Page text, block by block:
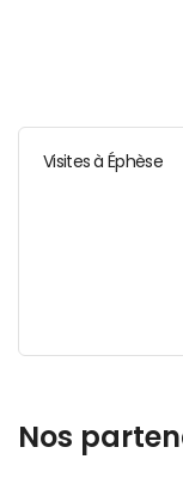
Visites à Éphèse
Nos